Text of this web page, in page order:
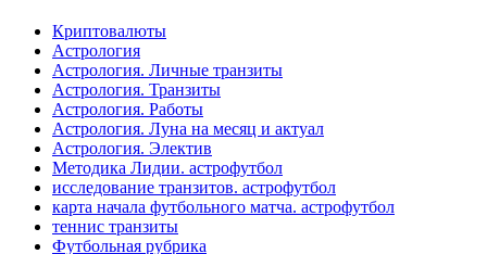
Криптовалюты
Астрология
Астрология. Личные транзиты
Астрология. Транзиты
Астрология. Работы
Астрология. Луна на месяц и актуал
Астрология. Электив
Методика Лидии. астрофутбол
исследование транзитов. астрофутбол
карта начала футбольного матча. астрофутбол
теннис транзиты
Футбольная рубрика